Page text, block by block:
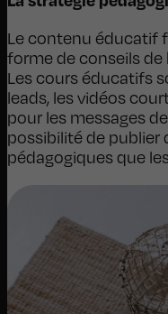
Le contenu éducatif
forme de conseils
Les cours éducatifs
leads, les vidéos
pour les messages
possibilité de
pédagogiques que